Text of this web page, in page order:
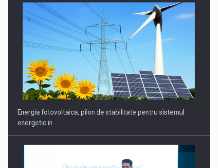
CEO Conference - Shaping The Future - Technology and…
Energia fotovoltaica, pilon de stabilitate pentru sistemul
energetic in…